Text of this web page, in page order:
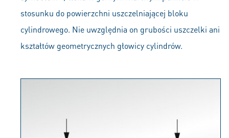
stosunku do powierzchni uszczelniającej bloku
cylindrowego. Nie uwzględnia on grubości uszczelki ani
kształtów geometrycznych głowicy cylindrów.